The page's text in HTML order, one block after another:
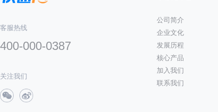
客服热线
400-000-0387
关注我们
公司简介
企业文化
发展历程
核心产品
加入我们
联系我们